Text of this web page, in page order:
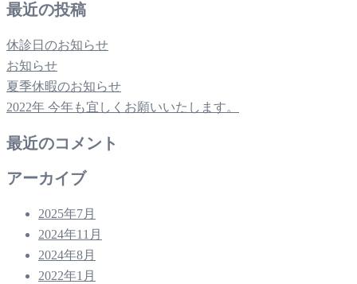
最近の投稿
休診日のお知らせ
お知らせ
夏季休暇のお知らせ
2022年 今年も宜しくお願いいたします。
最近のコメント
アーカイブ
2025年7月
2024年11月
2024年8月
2022年1月